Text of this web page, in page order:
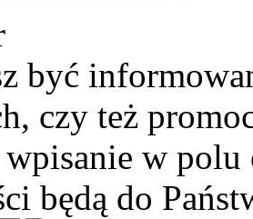
być
czy też
w polu
będą do